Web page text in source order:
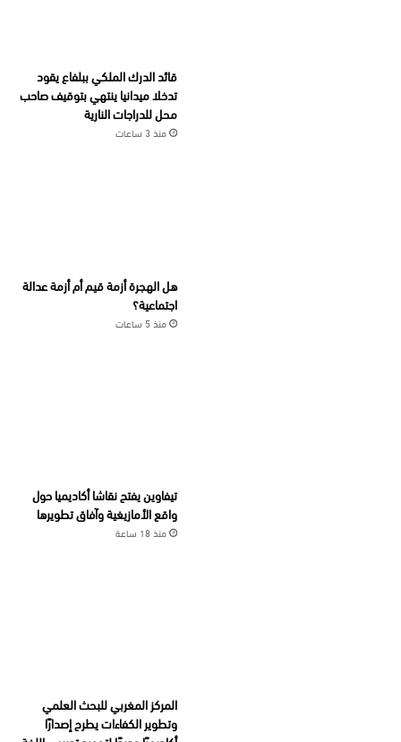
قائد الدرك الملكي ببلفاع يقود
تدخلا ميدانيا ينتهي بتوقيف صاحب
محل للدراجات النارية
منذ 3 ساعات
هل الهجرة أزمة قيم أم أزمة عدالة
اجتماعية؟
منذ 5 ساعات
تيفاوين يفتح نقاشا أكاديميا حول
واقع الأمازيغية وآفاق تطويرها
منذ 18 ساعة
المركز المغربي للبحث العلمي
وتطوير الكفاءات يطرح إصدارًا